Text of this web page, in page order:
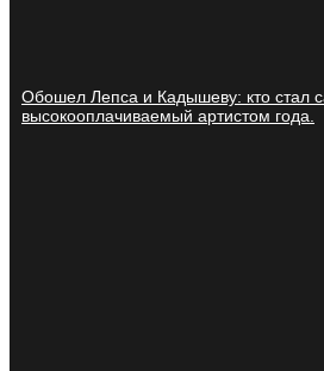
Обошел Лепса и Кадышеву: кто стал
высокооплачиваемый артистом года.